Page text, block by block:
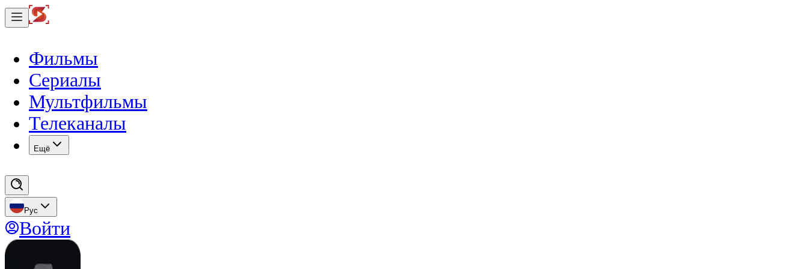
Фильмы
Сериалы
Мультфильмы
Телеканалы
Eщё
Рус
Войти